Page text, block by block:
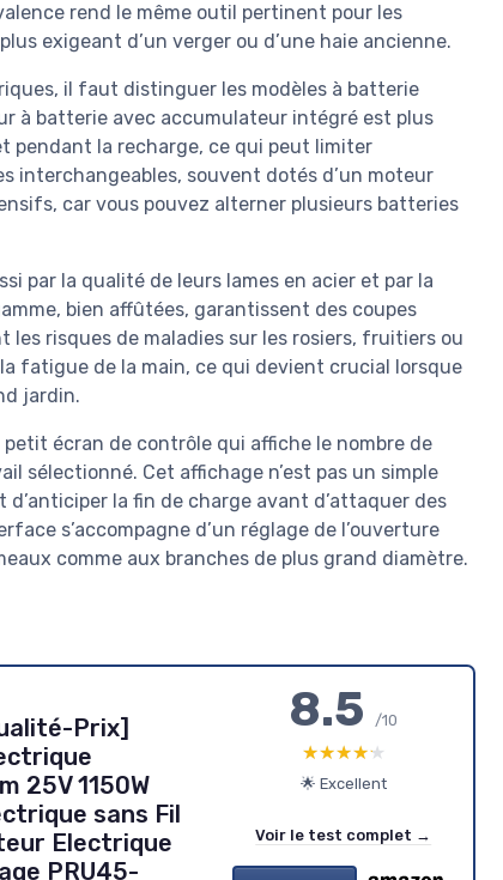
rend le même outil pertinent pour les
exigeant d’un verger ou d’une haie ancienne.
il faut distinguer les modèles à batterie
à batterie avec accumulateur intégré est plus
pendant la recharge, ce qui peut limiter
interchangeables, souvent dotés d’un moteur
car vous pouvez alterner plusieurs batteries
par la qualité de leurs lames en acier et par la
bien affûtées, garantissent des coupes
risques de maladies sur les rosiers, fruitiers ou
fatigue de la main, ce qui devient crucial lorsque
jardin.
écran de contrôle qui affiche le nombre de
sélectionné. Cet affichage n’est pas un simple
la fin de charge avant d’attaquer des
s’accompagne d’un réglage de l’ouverture
comme aux branches de plus grand diamètre.
Prix]
25V 1150W
sans Fil
Electrique
PRU45-
8.5/10
★★★★★
★★★★★
🌟 Excellent
Voir le test complet →